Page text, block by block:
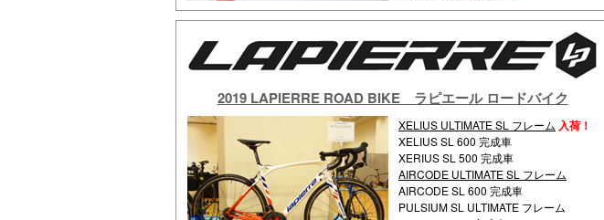
2019 LAPIERRE ROAD BIKE ラピエール ロードバイク
XELIUS ULTIMATE SL フレーム 入荷！
XELIUS SL 600 完成車
XERIUS SL 500 完成車
AIRCODE ULTIMATE SL フレーム
AIRCODE SL 600 完成車
PULSIUM SL ULTIMATE フレーム